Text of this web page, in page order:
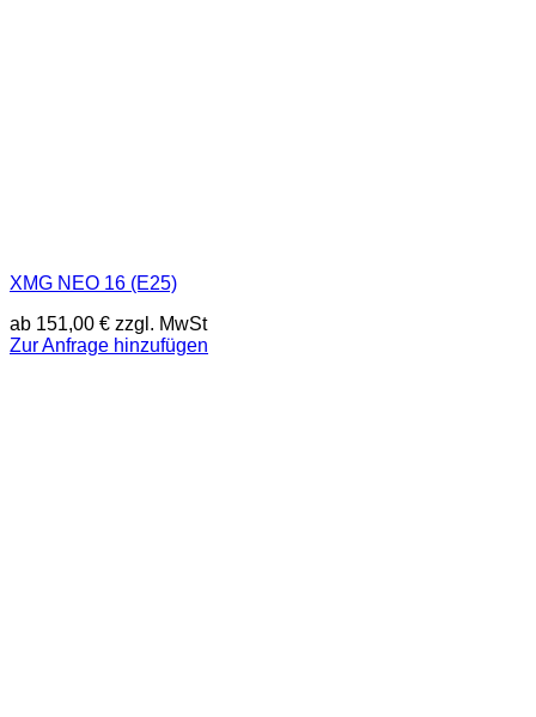
XMG NEO 16 (E25)
ab 151,00 € zzgl. MwSt
Zur Anfrage hinzufügen